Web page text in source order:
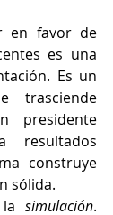
en favor de
es una
Es un
trasciende
presidente
resultados
construye
sólida.
simulación.